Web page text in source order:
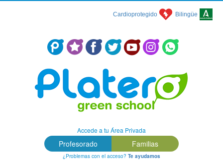
Cardioprotegido Bilingüe
Centro Concertado en Málaga: Colegio Platero Green School
Accede a tu Área Privada
Profesorado Familias
¿Problemas con el acceso? Te ayudamos